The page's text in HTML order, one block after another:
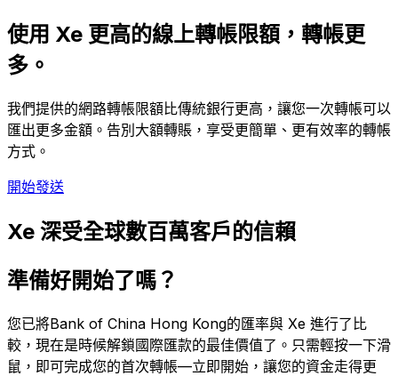
使用 Xe 更高的線上轉帳限額，轉帳更
多。
我們提供的網路轉帳限額比傳統銀行更高，讓您一次轉帳可以
匯出更多金額。告別大額轉賬，享受更簡單、更有效率的轉帳
方式。
開始發送
Xe 深受全球數百萬客戶的信賴
準備好開始了嗎？
您已將Bank of China Hong Kong的匯率與 Xe 進行了比
較，現在是時候解鎖國際匯款的最佳價值了。只需輕按一下滑
鼠，即可完成您的首次轉帳—立即開始，讓您的資金走得更